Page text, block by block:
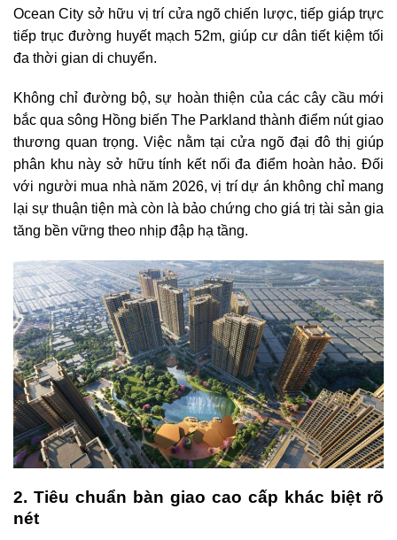
Ocean City sở hữu vị trí cửa ngõ chiến lược, tiếp giáp trực
tiếp trục đường huyết mạch 52m, giúp cư dân tiết kiệm tối
đa thời gian di chuyển.
Không chỉ đường bộ, sự hoàn thiện của các cây cầu mới
bắc qua sông Hồng biến The Parkland thành điểm nút giao
thương quan trọng. Việc nằm tại cửa ngõ đại đô thị giúp
phân khu này sở hữu tính kết nối đa điểm hoàn hảo. Đối
với người mua nhà năm 2026, vị trí dự án không chỉ mang
lại sự thuận tiện mà còn là bảo chứng cho giá trị tài sản gia
tăng bền vững theo nhịp đập hạ tầng.
2. Tiêu chuẩn bàn giao cao cấp khác biệt rõ
nét